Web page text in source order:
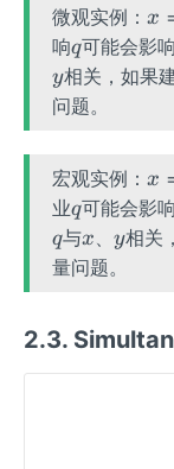
微观实例：x
x
响q
q可能会影
y相关，如果
问题。
宏观实例：x
x
业q
q可能会影
q与x
x y
y相关
量问题。
2.3.